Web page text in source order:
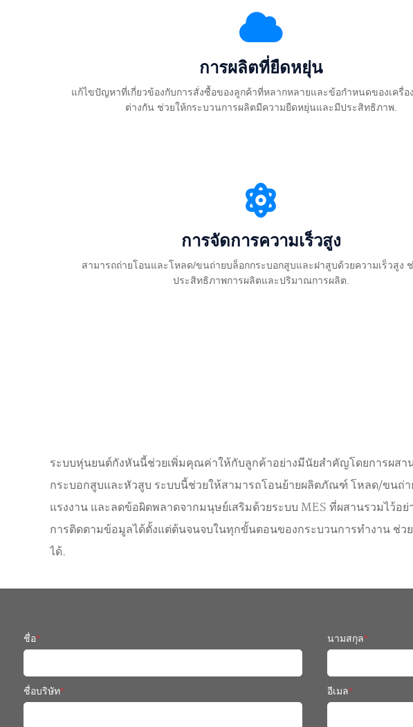
การผลิตที่ยืดหยุ่น
แก้ไขปัญหาที่เกี่ยวข้องกับการสั่งซื้อของลูกค้าที่หลากหลายและข้อกำหนดของเครื่อ
ต่างกัน ช่วยให้กระบวนการผลิตมีความยืดหยุ่นและมีประสิทธิภาพ.
การจัดการความเร็วสูง
สามารถถ่ายโอนและโหลด/ขนถ่ายบล็อกกระบอกสูบและฝาสูบด้วยความเร็วสูง
ประสิทธิภาพการผลิตและปริมาณการผลิต.
ระบบหุ่นยนต์กังหันนี้ช่วยเพิ่มคุณค่าให้กับลูกค้าอย่างมีนัยสำคัญโดยการผส
กระบอกสูบและหัวสูบ ระบบนี้ช่วยให้สามารถโอนย้ายผลิตภัณฑ์ โหลด/ขนถ่
แรงงาน และลดข้อผิดพลาดจากมนุษย์เสริมด้วยระบบ MES ที่ผสานรวมไว้
การติดตามข้อมูลได้ตั้งแต่ต้นจนจบในทุกขั้นตอนของกระบวนการทำงาน ช่
ได้.
ชื่อ* นามสกุล*
ชื่อบริษัท* อีเมล*